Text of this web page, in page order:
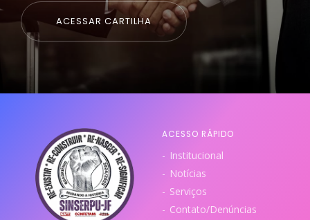
ACESSAR CARTILHA
ACESSO RÁPIDO
Institucional
Notícias
Serviços
Contato/Denúncias